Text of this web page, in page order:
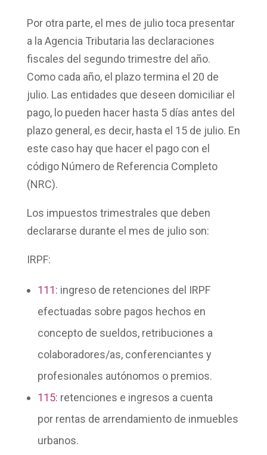
Por otra parte, el mes de julio toca presentar
a la Agencia Tributaria las declaraciones
fiscales del segundo trimestre del año.
Como cada año, el plazo termina el 20 de
julio. Las entidades que deseen domiciliar el
pago, lo pueden hacer hasta 5 días antes del
plazo general, es decir, hasta el 15 de julio. En
este caso hay que hacer el pago con el
código Número de Referencia Completo
(NRC).
Los impuestos trimestrales que deben
declararse durante el mes de julio son:
IRPF:
111: ingreso de retenciones del IRPF
efectuadas sobre pagos hechos en
concepto de sueldos, retribuciones a
colaboradores/as, conferenciantes y
profesionales autónomos o premios.
115: retenciones e ingresos a cuenta
por rentas de arrendamiento de inmuebles
urbanos.